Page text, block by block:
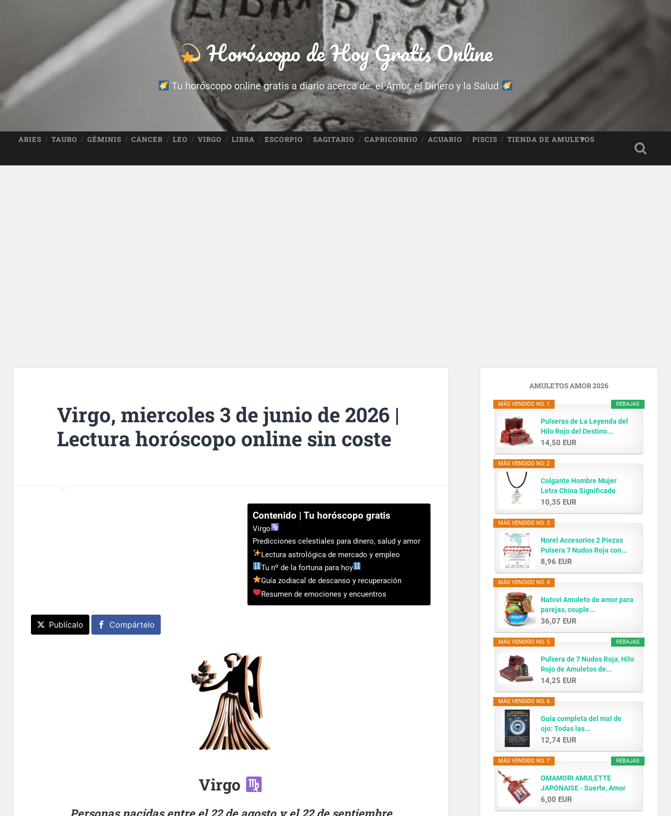
Horóscopo de Hoy Gratis Online
Tu horóscopo online gratis a diario acerca de: el Amor, el Dinero y la Salud
ARIES TAURO GÉMINIS CÁNCER LEO VIRGO LIBRA ESCORPIO SAGITARIO CAPRICORNIO ACUARIO PISCIS TIENDA DE AMULETOS
Virgo, miercoles 3 de junio de 2026 |
Lectura horóscopo online sin coste
Contenido | Tu horóscopo gratis
Virgo
Predicciones celestiales para dinero, salud y amor
Lectura astrológica de mercado y empleo
Tu nº de la fortuna para hoy
Guía zodiacal de descanso y recuperación
Resumen de emociones y encuentros
Publícalo Compártelo
Virgo
AMULETOS AMOR 2026
REBAJAS
MÁS VENDIDO NO. 1
Pulseras de La Leyenda del
Hilo Rojo del Destino...
14,50 EUR
MÁS VENDIDO NO. 2
Colgante Hombre Mujer
Letra China Significado
AMOR...
10,35 EUR
MÁS VENDIDO NO. 3
Norel Accesorios 2 Piezas
Pulsera 7 Nudos Roja con...
8,96 EUR
MÁS VENDIDO NO. 4
Natovi Amuleto de amor para
parejas, couple...
36,07 EUR
REBAJAS
MÁS VENDIDO NO. 5
Pulsera de 7 Nudos Roja, Hilo
Rojo de Amuletos de...
14,25 EUR
MÁS VENDIDO NO. 6
Guía completa del mal de
ojo: Todas las...
12,74 EUR
REBAJAS
MÁS VENDIDO NO. 7
OMAMORI AMULETTE
JAPONAISE - Suerte, Amor
y...
6,00 EUR